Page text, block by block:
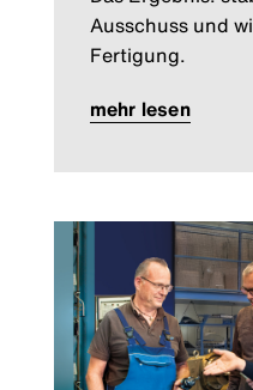
Ausschuss und
Fertigung.
mehr lesen